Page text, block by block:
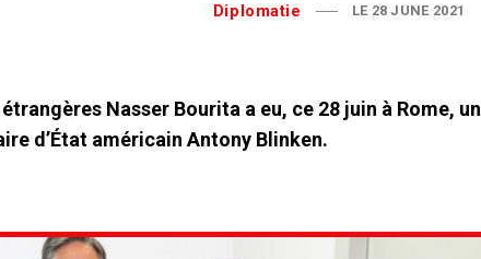
Diplomatie LE 28 JUNE 2021
Nasser Bourita a eu, ce 28 juin à Rome, un
d’État américain Antony Blinken.